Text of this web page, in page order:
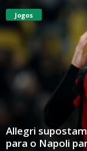
Jogos
Allegri
para o Napoli